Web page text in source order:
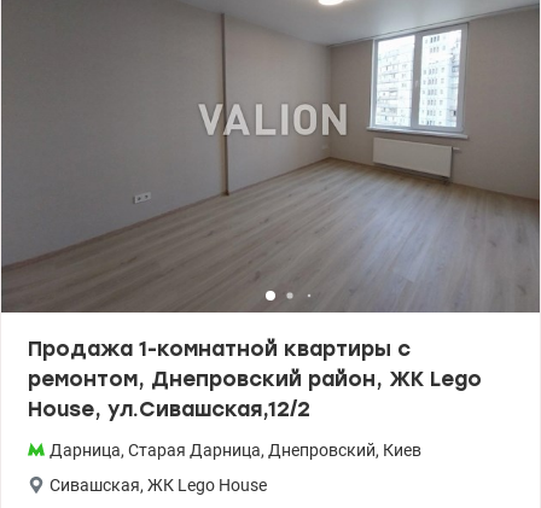
двухъярусной кроватью ▫️ Отдельное рабочее место для
комфортной работы или учебы ▫️ Отдельная гардеробная и
большое зеркало в коридоре ▫️ Мебель изготовлена на заказ из
премиальных материалов ▫️ Подогрев пола Комплекс с закрытой
территорией, охраной, видеонаблюдением и современной
инфраструктурой. Для комфорта жильцов: • вместительные
паркинги и гостевые стоянки • укрытия и генераторы • зоны для
колясок в подъездах На территории ЖК — настоящий «город в
городе»: спортивные площадки и фитнес-центр парковые и
прогулочные зоны детские площадки и детские сады учебные
заведения аптеки и лаборатории кафе, рестораны, салоны
красоты, химчистка и супермаркеты. Станция метро
«Левобережная» — 10 минут . До центра — около 10 минут на
машине.Цена 95000 у.е. моб. 063 734 98 34 Дмитрий
Продажа 1-комнатной квартиры с
ремонтом, Днепровский район, ЖК Lego
House, ул.Сивашская,12/2
Дарница, Старая Дарница, Днепровский, Киев
Сивашская, ЖК Lego House